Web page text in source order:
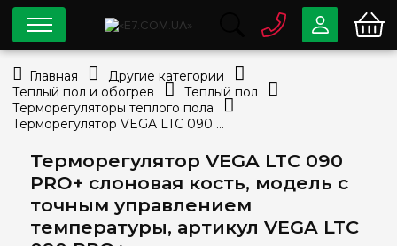
Терморегулятор VEGA LTC 090
PRO+ слоновая кость, модель с
точным управлением
температуры, артикул VEGA LTC
0 800
Бесплатно
info@e7.com.ua
044
Viber Telegram
Главная
Другие категории
Теплый пол и обогрев
Теплый пол
Терморегуляторы теплого пола
Терморегулятор VEGA LTC 090 PRO+ слоновая кость, модель с точным управлением температуры, артикул VEGA LTC 090 PRO+ сл. кость